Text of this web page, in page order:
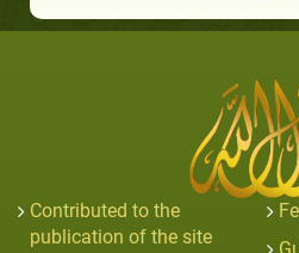
Contributed to the
publication of the site